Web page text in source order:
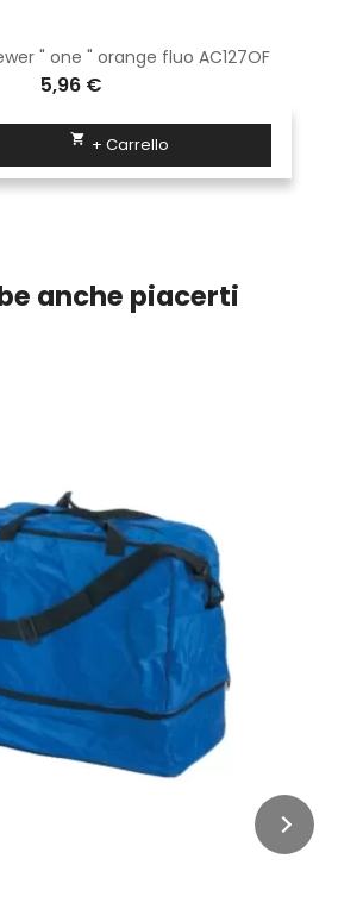
" one " orange fluo AC127OF
5,96 €
 + Carrello
anche piacerti